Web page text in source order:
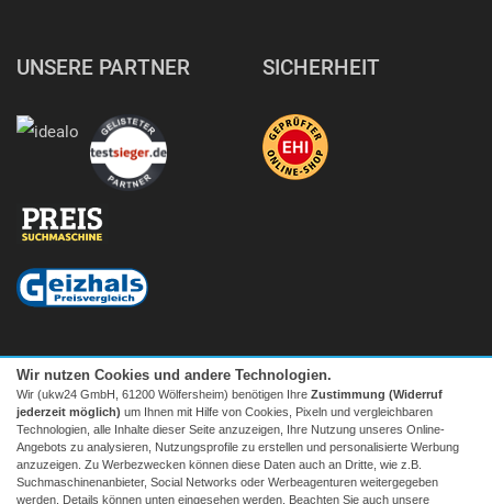
UNSERE PARTNER SICHERHEIT
Facebook| twitter
Wir nutzen Cookies und andere Technologien.
Wir (ukw24 GmbH, 61200 Wölfersheim) benötigen Ihre Zustimmung (Widerruf
jederzeit möglich) um Ihnen mit Hilfe von Cookies, Pixeln und vergleichbaren
Technologien, alle Inhalte dieser Seite anzuzeigen, Ihre Nutzung unseres Online-
Angebots zu analysieren, Nutzungsprofile zu erstellen und personalisierte Werbung
anzuzeigen. Zu Werbezwecken können diese Daten auch an Dritte, wie z.B.
Suchmaschinenanbieter, Social Networks oder Werbeagenturen weitergegeben
werden. Details können unten eingesehen werden. Beachten Sie auch unsere